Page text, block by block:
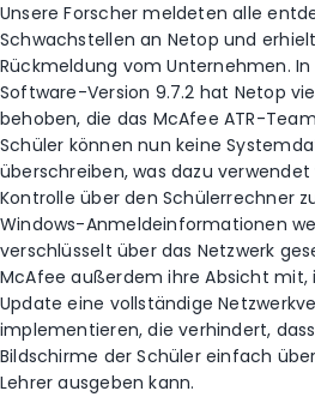
Unsere Forscher meldeten alle
Schwachstellen an Netop und
Rückmeldung vom Unternehmen.
Software-Version 9.7.2 hat Netop
behoben, die das McAfee ATR-
Schüler können nun keine
überschreiben, was dazu
Kontrolle über den Schülerrechner
Windows-Anmeldeinformationen
verschlüsselt über das Netzwerk
McAfee außerdem ihre Absicht
Update eine vollständige
implementieren, die verhindert,
Bildschirme der Schüler einfach
Lehrer ausgeben kann.